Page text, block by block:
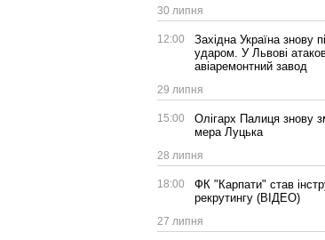
30 липня
12:00
Західна Україна знову
ударом. У Львові
авіаремонтний завод
29 липня
15:00
Олігарх Палиця знову
мера Луцька
28 липня
18:00
ФК "Карпати" став
рекрутингу (ВІДЕО)
27 липня